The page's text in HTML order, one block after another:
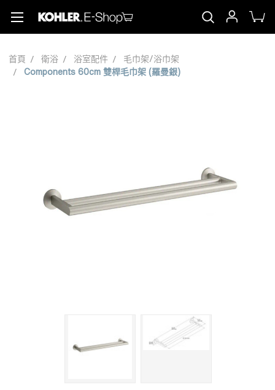
首頁 衛浴 浴室配件
毛巾架/浴巾架
Components 60cm 雙桿毛巾架 (羅曼銀)